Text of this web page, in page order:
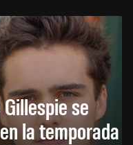
se
la temporada